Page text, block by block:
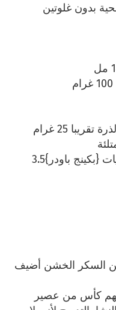
بدون غلوتين
1 ملعقة صغيرة من خميرة الحلويات {بكينج باودر}3.5
السكر الخشن أضيف
كأس من عصير